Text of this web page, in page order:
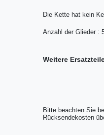
Die Kette hat kein
Anzahl der Glieder :
Weitere
Bitte beachten Sie
Rücksendekosten